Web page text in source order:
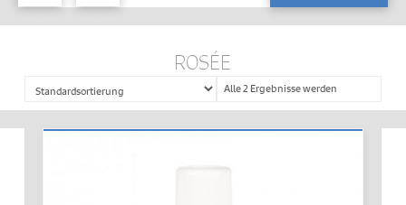
ROSÉE
Alle 2 Ergebnisse werden
angezeigt